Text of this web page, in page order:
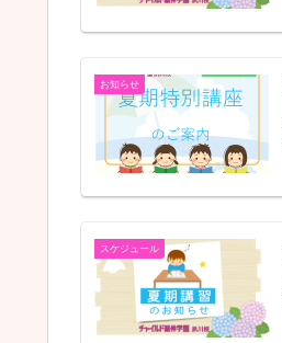
お知らせ
スケジュール